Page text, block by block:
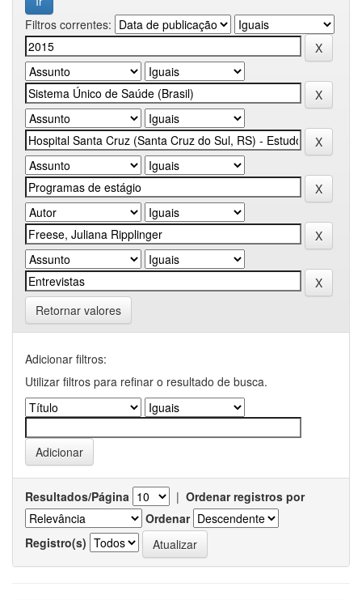
Filtros correntes:
Retornar valores
Adicionar filtros:
Utilizar filtros para refinar o resultado de busca.
Resultados/Página | Ordenar registros por
Ordenar
Registro(s)